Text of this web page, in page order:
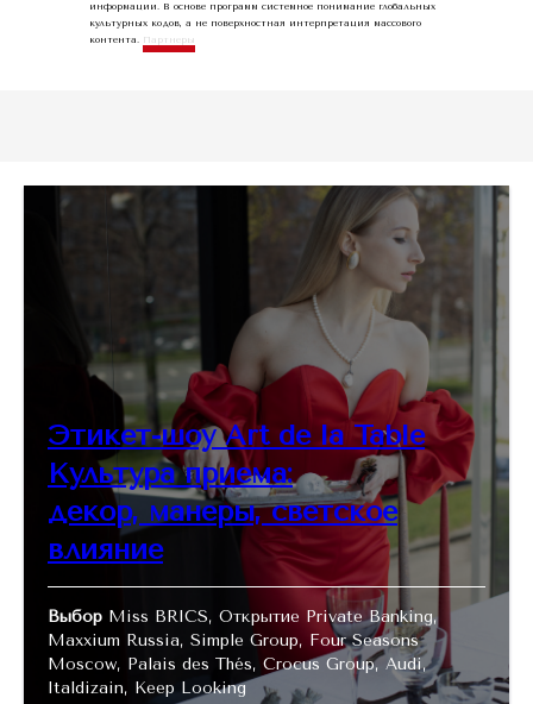
информации. В основе программ системное понимание глобальных
культурных кодов, а не поверхностная интерпретация массового
контента. Партнеры
Этикет-шоуArt de la Table
Культура приема:
декор, манеры, светское
влияние
Выбор Miss BRICS, Открытие Private Banking,
Maxxium Russia, Simple Group, Four Seasons
Moscow, Palais des Thés, Crocus Group, Audi,
Italdizain, Keep Looking